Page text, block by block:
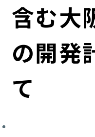
ガバナンス
ローカル共創イニシ
関連事業
株式情報
IRニュース
IRカレンダー
サステナビリティマネジ
社会
含む大
の開発
て